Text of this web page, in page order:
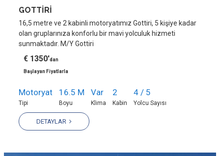
GOTTİRİ
16,5 metre ve 2 kabinli motoryatımız Gottiri, 5 kişiye kadar
olan gruplarınıza konforlu bir mavi yolculuk hizmeti
sunmaktadır. M/Y Gottiri
€ 1350'dan
Başlayan Fiyatlarla
Motoryat
Tipi
16.5 M
Boyu
Var
Klima
2
Kabin
4 / 5
Yolcu Sayısı
DETAYLAR